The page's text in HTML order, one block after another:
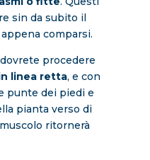
sin da subito il
comparsi.
procedere
linea retta, e con
punte dei piedi e
pianta verso di
ritornerà